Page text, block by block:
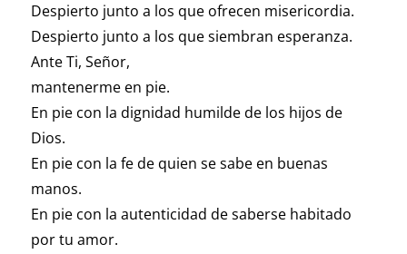
Despierto junto a los que ofrecen misericordia.
Despierto junto a los que siembran esperanza.
Ante Ti, Señor,
mantenerme en pie.
En pie con la dignidad humilde de los hijos de
Dios.
En pie con la fe de quien se sabe en buenas
manos.
En pie con la autenticidad de saberse habitado
por tu amor.